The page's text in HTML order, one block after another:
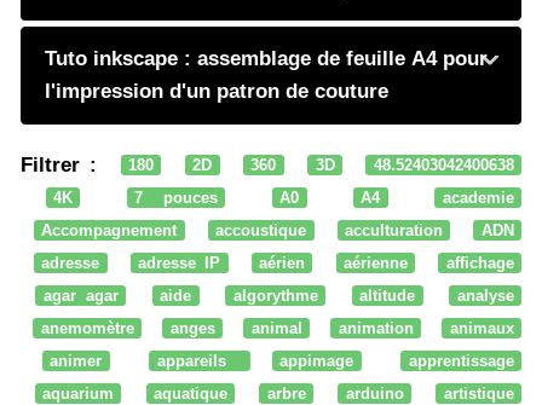
Tuto inkscape : assemblage de feuille A4 pour
l'impression d'un patron de couture
Filtrer : 180 2D 360 3D
48.52403042400638
4K
7 pouces A0 A4
academie
Accompagnement
accoustique acculturation
ADN
adresse
adresse IP aérien aérienne
affichage
agar agar
aide algorythme altitude
analyse
anemomètre
anges animal animation
animaux
animer
appareils appimage
apprentissage
aquarium
aquatique arbre arduino
artistique